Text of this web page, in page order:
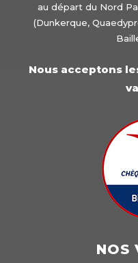
au départ du Nord
(Dunkerque,
Nous acceptons
NOS